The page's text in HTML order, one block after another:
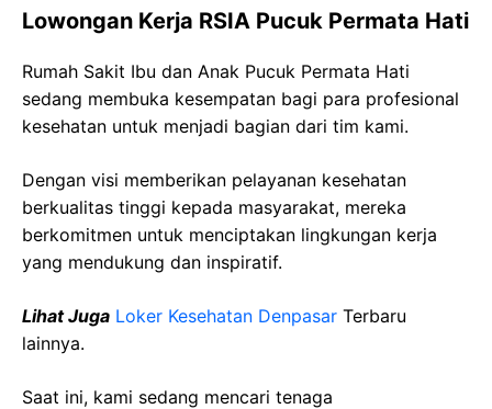
Lowongan Kerja RSIA Pucuk Permata Hati
Rumah Sakit Ibu dan Anak Pucuk Permata Hati
sedang membuka kesempatan bagi para profesional
kesehatan untuk menjadi bagian dari tim kami.
Dengan visi memberikan pelayanan kesehatan
berkualitas tinggi kepada masyarakat, mereka
berkomitmen untuk menciptakan lingkungan kerja
yang mendukung dan inspiratif.
Lihat Juga Loker Kesehatan Denpasar Terbaru
lainnya.
Saat ini, kami sedang mencari tenaga